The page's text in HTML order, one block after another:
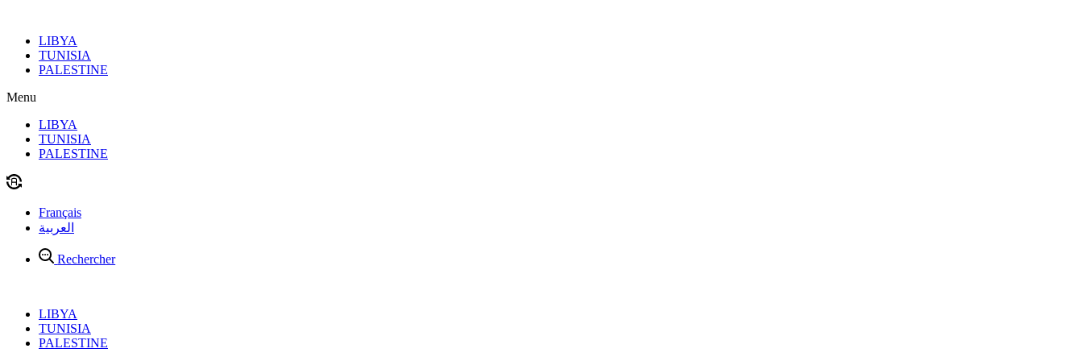
contenuLIBYA
TUNISIA
PALESTINE
Menu
LIBYA
TUNISIA
PALESTINE
Français
العربية
Rechercher
LIBYA
TUNISIA
PALESTINE